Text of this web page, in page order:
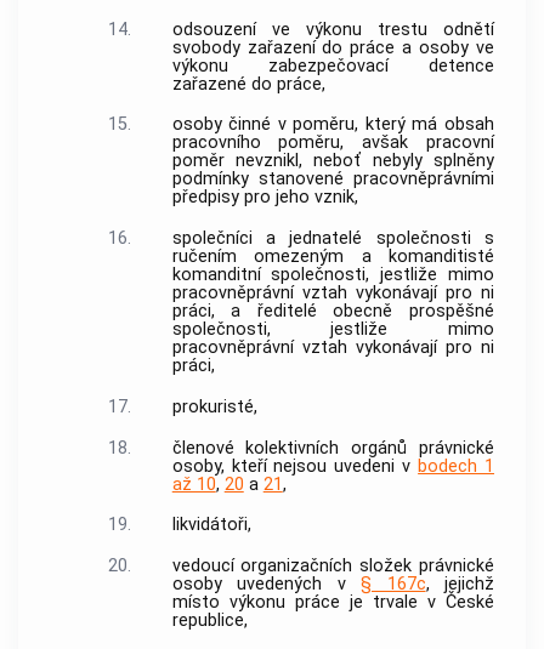
14.
odsouzení ve výkonu trestu odnětí
svobody zařazení do práce a osoby ve
výkonu zabezpečovací detence
zařazené do práce,
15.
osoby činné v poměru, který má obsah
pracovního poměru, avšak pracovní
poměr nevznikl, neboť nebyly splněny
podmínky stanovené pracovněprávními
předpisy pro jeho vznik,
16.
společníci a jednatelé společnosti s
ručením omezeným a komanditisté
komanditní společnosti, jestliže mimo
pracovněprávní vztah vykonávají pro ni
práci, a ředitelé obecně prospěšné
společnosti, jestliže mimo
pracovněprávní vztah vykonávají pro ni
práci,
17.
prokuristé,
18.
členové kolektivních orgánů právnické
osoby, kteří nejsou uvedeni v bodech 1
až 10, 20 a 21,
19.
likvidátoři,
20.
vedoucí organizačních složek právnické
osoby uvedených v§ 167c, jejichž
místo výkonu práce je trvale v České
republice,